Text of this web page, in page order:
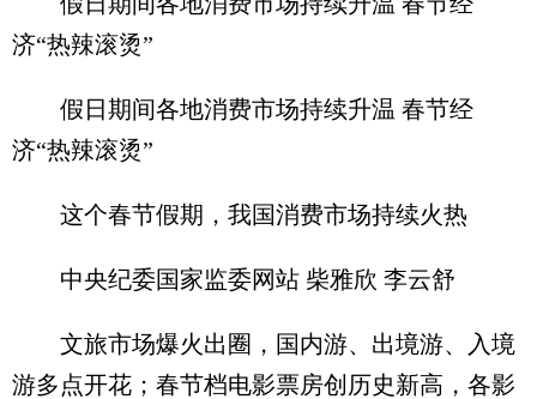
济“热辣滚烫”
假日期间各地消费市场持续升温 春节经
济“热辣滚烫”
这个春节假期，我国消费市场持续火热
中央纪委国家监委网站 柴雅欣 李云舒
文旅市场爆火出圈，国内游、出境游、入境
游多点开花；春节档电影票房创历史新高，各影